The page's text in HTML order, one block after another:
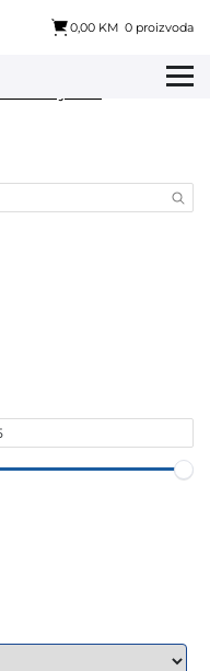
0,00 KM 0 proizvoda
za